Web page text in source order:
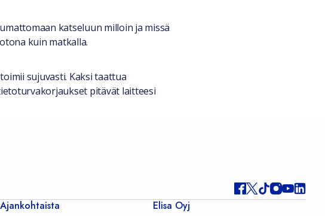
katseluun milloin ja missä
kuin matkalla.
sujuvasti. Kaksi taattua
pitävät laitteesi
Ajankohtaista Elisa Oyj